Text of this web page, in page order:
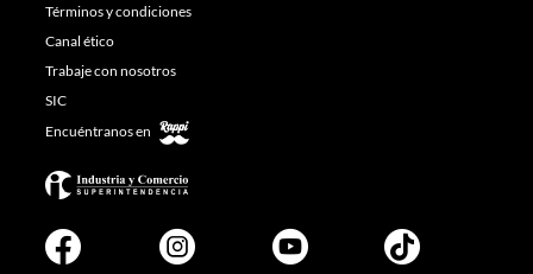
Términos y condiciones
Canal ético
Trabaje con nosotros
SIC
Encuéntranos en